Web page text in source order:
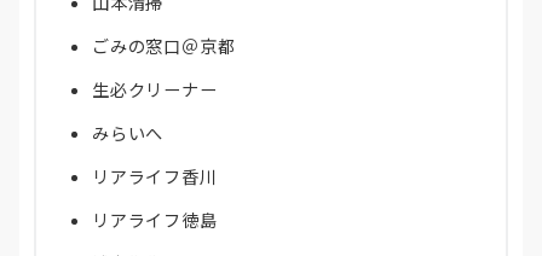
ごみの窓口＠京都
生必クリーナー
みらいへ
リアライフ香川
リアライフ徳島